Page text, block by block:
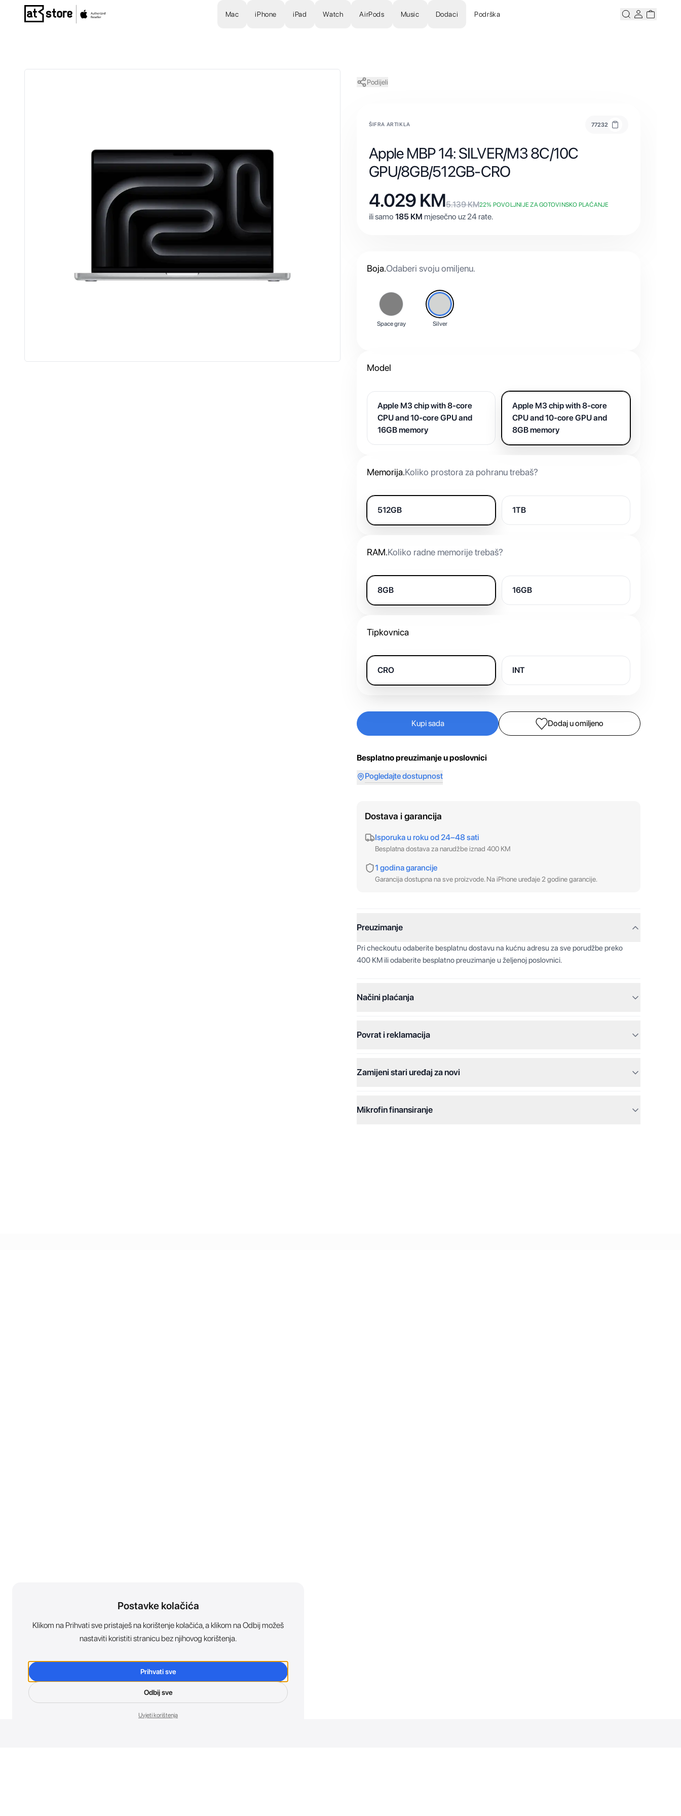
Posjetite početnu stranicu AT Store
Mac iPhone iPad Watch AirPods Music Dodaci Podrška PretražiKorisnicki
Podijeli
ŠIFRA ARTIKLA 77232
Apple MBP 14: SILVER/M3 8C/10C
GPU/8GB/512GB-CRO
4.029 KM5.139KM22% POVOLJNIJE ZA GOTOVINSKO PLAĆANJE
ili samo 185 KM mjesečno uz 24 rate.
Boja.Odaberi svoju omiljenu.
Space gray Silver
Model
Apple M3 chip with 8-core
CPU and 10-core GPU and
16GB memory
Apple M3 chip with 8-core
CPU and 10-core GPU and
8GB memory
Memorija.Koliko prostora za pohranu trebaš?
512GB 1TB
RAM.Koliko radne memorije trebaš?
8GB 16GB
Tipkovnica
CRO INT
Kupi sada Dodaj u omiljeno
Besplatno preuzimanje u poslovnici
Pogledajte dostupnost
Dostava i garancija
Isporuka u roku od 24–48 sati
Besplatna dostava za narudžbe iznad 400 KM
1 godina garancije
Garancija dostupna na sve proizvode. Na iPhone uređaje 2 godine garancije.
Preuzimanje
Pri checkoutu odaberite besplatnu dostavu na kućnu adresu za sve porudžbe preko
400 KM ili odaberite besplatno preuzimanje u željenoj poslovnici.
Načini plaćanja
Jednokratna plaćanja:
Dodatne opcije:
Online plaćanje na rate:
Povrat i reklamacija
Zamijeni stari uređaj za novi
Mikrofin finansiranje
Postavke kolačića
Klikom na Prihvati sve pristaješ na korištenje kolačića, a klikom na Odbij možeš
nastaviti koristiti stranicu bez njihovog korištenja.
Prihvati sve
Odbij sve
Uvjeti korištenja